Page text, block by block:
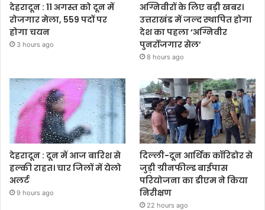
देहरादून : 11 अगस्त को दून में
रोजगार मेला, 559 पदों पर
होगा चयन
3 hours ago
अग्निवीरों के लिए बड़ी खबर।
उत्तराखंड में जल्द स्थापित होगा
देश का पहला ‘अग्निवीर
पुनर्रोजगार सेल’
8 hours ago
देहरादून : दून में आज बारिश से
हल्की राहत। चार जिलों में येलो
अलर्ट
9 hours ago
दिल्ली-दून आर्थिक कॉरिडोर से
जुड़ी ग्रीनफील्ड बाईपास
परियोजना का डीएम ने किया
निरीक्षण
22 hours ago